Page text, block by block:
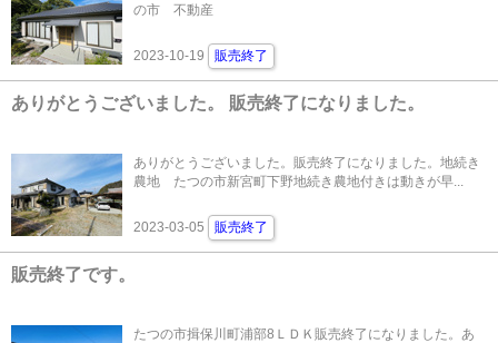
の市 不動産
2023-10-19 販売終了
ありがとうございました。 販売終了になりました。
ありがとうございました。販売終了になりました。地続き
農地 たつの市新宮町下野地続き農地付きは動きが早...
2023-03-05 販売終了
販売終了です。
たつの市揖保川町浦部8ＬＤＫ販売終了になりました。あ